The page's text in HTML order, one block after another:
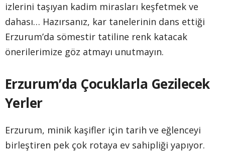
izlerini taşıyan kadim mirasları keşfetmek ve
dahası… Hazırsanız, kar tanelerinin dans ettiği
Erzurum’da sömestir tatiline renk katacak
önerilerimize göz atmayı unutmayın.
Erzurum’da Çocuklarla Gezilecek
Yerler
Erzurum, minik kaşifler için tarih ve eğlenceyi
birleştiren pek çok rotaya ev sahipliği yapıyor.